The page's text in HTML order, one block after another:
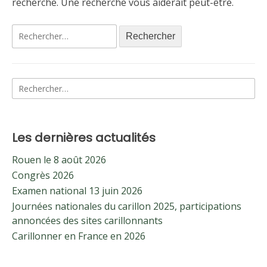
Rechercher :
Rechercher :
Les dernières actualités
Rouen le 8 août 2026
Congrès 2026
Examen national 13 juin 2026
Journées nationales du carillon 2025, participations
annoncées des sites carillonnants
Carillonner en France en 2026